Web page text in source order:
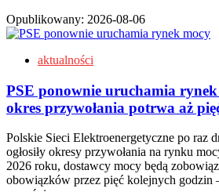
Opublikowany: 2026-08-06
aktualności
PSE ponownie uruchamia
okres przywołania potrwa aż
Polskie Sieci Elektroenergetyczne po raz
ogłosiły okresy przywołania na rynku
2026 roku, dostawcy mocy będą
obowiązków przez pięć kolejnych